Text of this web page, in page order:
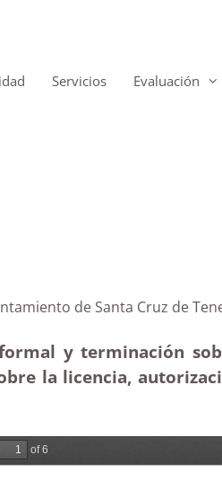
Servicios Evaluación
de Santa Cruz
y terminación
la licencia,